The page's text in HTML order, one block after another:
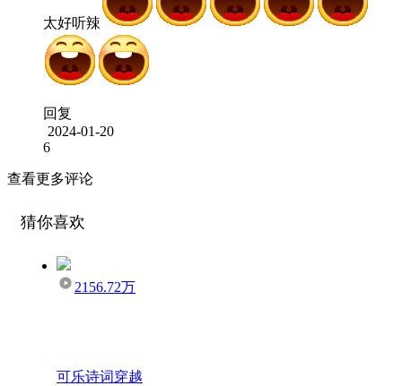
太好听辣
回复
2024-01-20
6
查看更多评论
猜你喜欢
2156.72万
可乐诗词穿越